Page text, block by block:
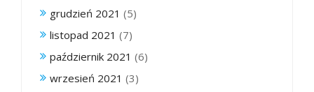
grudzień 2021 (5)
listopad 2021 (7)
październik 2021 (6)
wrzesień 2021 (3)